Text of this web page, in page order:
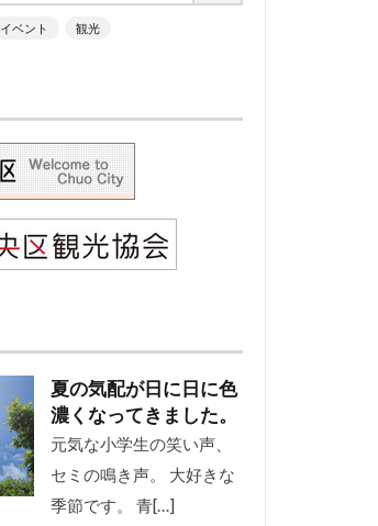
イベント 観光
夏の気配が日に日に色
濃くなってきました。
元気な小学生の笑い声、
セミの鳴き声。 大好きな
季節です。 青[…]